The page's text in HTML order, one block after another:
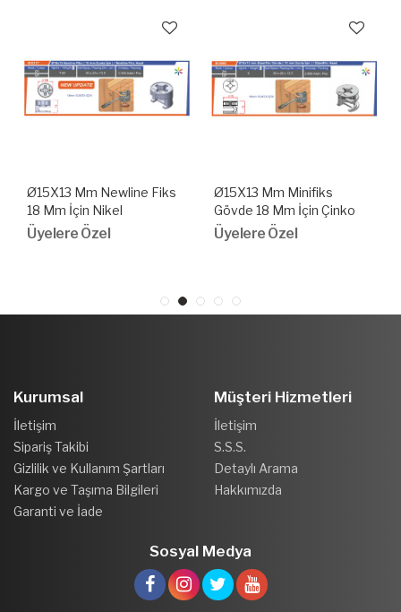
Ø15X13 Mm Newline Fiks
18 Mm İçin Nikel
Üyelere Özel
Ø15X13 Mm Minifiks
Gövde 18 Mm İçin Çinko
Üyelere Özel
Kurumsal
İletişim
Sipariş Takibi
Gizlilik ve Kullanım Şartları
Kargo ve Taşıma Bilgileri
Garanti ve İade
Müşteri Hizmetleri
İletişim
S.S.S.
Detaylı Arama
Hakkımızda
Sosyal Medya